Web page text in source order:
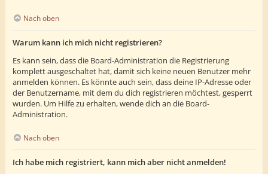
Nach oben
Warum kann ich mich nicht registrieren?
Es kann sein, dass die Board-Administration die Registrierung
komplett ausgeschaltet hat, damit sich keine neuen Benutzer mehr
anmelden können. Es könnte auch sein, dass deine IP-Adresse oder
der Benutzername, mit dem du dich registrieren möchtest, gesperrt
wurden. Um Hilfe zu erhalten, wende dich an die Board-
Administration.
Nach oben
Ich habe mich registriert, kann mich aber nicht anmelden!